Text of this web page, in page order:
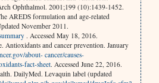
Ophthalmol. 2001;199 (10):1439-1452.
AREDS formulation and age-related
November 2011.
. Accessed May 18, 2016.
Antioxidants and cancer prevention. January
about- cancer/causes-
fact-sheet. Accessed June 22, 2016.
DailyMed. Levaquin label (updated